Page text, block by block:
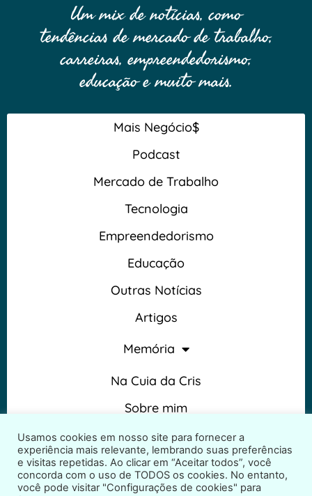
Um mix de notícias, como
tendências de mercado de trabalho,
carreiras, empreendedorismo,
educação e muito mais.
Mais Negócio$
Podcast
Mercado de Trabalho
Tecnologia
Empreendedorismo
Educação
Outras Notícias
Artigos
Memória
Na Cuia da Cris
Sobre mim
Termos e Condições
Usamos cookies em nosso site para fornecer a
experiência mais relevante, lembrando suas preferências
e visitas repetidas. Ao clicar em “Aceitar todos”, você
concorda com o uso de TODOS os cookies. No entanto,
você pode visitar "Configurações de cookies" para